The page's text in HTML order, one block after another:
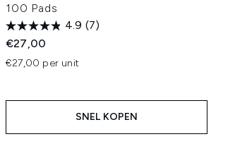
100 Pads
4.9 (7)
€27,00
€27,00 per unit
SNEL KOPEN